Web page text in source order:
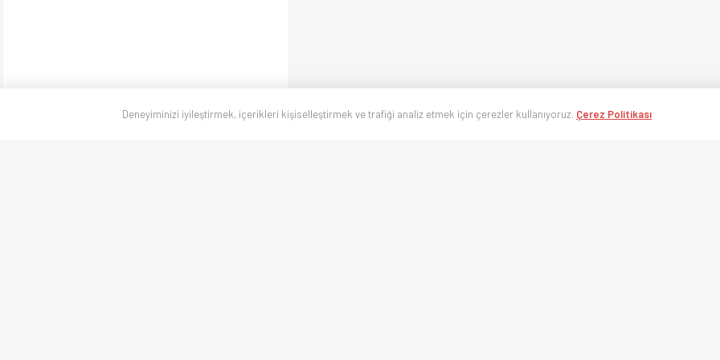
Deneyiminizi iyileştirmek, içerikleri kişiselleştirmek ve trafiği analiz etmek için çerezler kullanıyoruz. Çerez Politikası